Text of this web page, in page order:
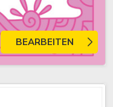
BEARBEITEN